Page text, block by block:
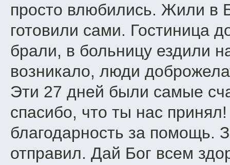
просто влюбились. Жили в
готовили сами. Гостиница
брали, в больницу ездили
возникало, люди
Эти 27 дней были самые
спасибо, что ты нас
благодарность за помощь.
отправил. Дай Бог всем